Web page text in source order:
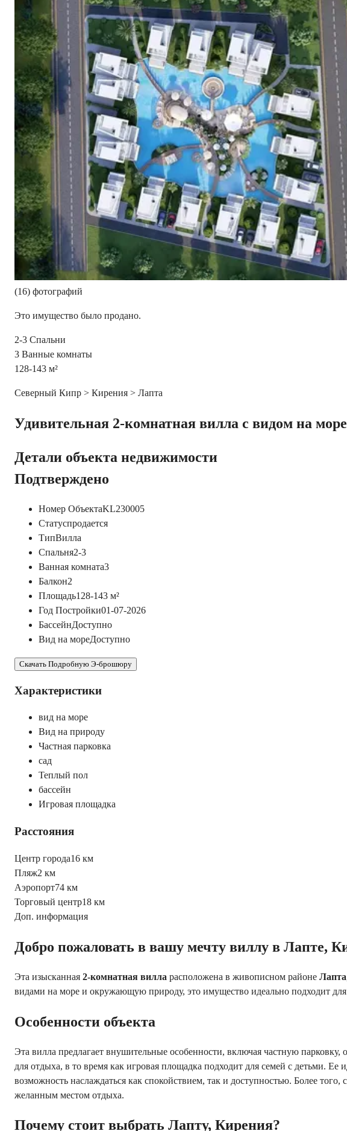
(16) фотографий
Это имущество было продано.
2-3 Спальни
3 Ванные комнаты
128-143 м²
Северный Кипр > Кирения > Лапта
Удивительная 2-комнатная вилла с видом на
Детали объекта недвижимости
Подтверждено
Номер ОбъектаKL230005
Статуспродается
ТипВилла
Спальня2-3
Ванная комната3
Балкон2
Площадь128-143 м²
Год Постройки01-07-2026
БассейнДоступно
Вид на мореДоступно
Скачать Подробную Э-брошюру
Характеристики
вид на море
Вид на природу
Частная парковка
сад
Теплый пол
бассейн
Игровая площадка
Расстояния
Центр города16 км
Пляж2 км
Аэропорт74 км
Торговый центр18 км
Доп. информация
Добро пожаловать в вашу мечту виллу в Лапте,
Эта изысканная 2-комнатная вилла расположена в живописном районе Лапта
видами на море и окружающую природу, это имущество идеально подходит
Особенности объекта
Эта вилла предлагает внушительные особенности, включая частную
для отдыха, в то время как игровая площадка подходит для семей с детьми.
возможность наслаждаться как спокойствием, так и доступностью. Более
желанным местом отдыха.
Почему стоит выбрать Лапту, Кирения?